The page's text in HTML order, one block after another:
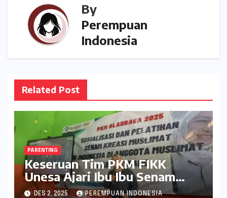
By
Perempuan
Indonesia
Related Post
PARENTING
Keseruan Tim PKM FIKK
Unesa Ajari Ibu Ibu Senam
Kreasi Muslimat NU Indonesia
DES 2, 2025 PEREMPUAN INDONESIA